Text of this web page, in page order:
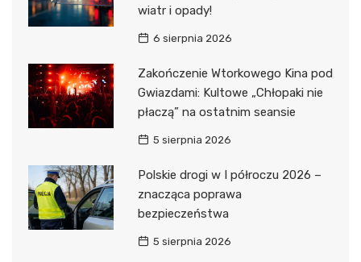
wiatr i opady!
6 sierpnia 2026
Zakończenie Wtorkowego Kina pod
Gwiazdami: Kultowe „Chłopaki nie
płaczą” na ostatnim seansie
5 sierpnia 2026
Polskie drogi w I półroczu 2026 –
znacząca poprawa
bezpieczeństwa
5 sierpnia 2026